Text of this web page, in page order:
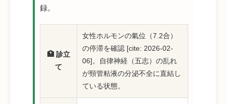
録。
🏥 診立
て
女性ホルモンの氣位（7.2合）
の停滞を確認 [cite: 2026-02-
06]。自律神経（五志）の乱れ
が頸管粘液の分泌不全に直結し
ている状態。